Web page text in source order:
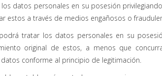
datos personales en su posesión
estos a través de medios engañosos o
tratar los datos personales en su
original de estos, a menos que
conforme al principio de legitimación.